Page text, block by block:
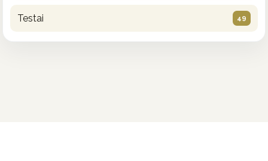
Testai 49